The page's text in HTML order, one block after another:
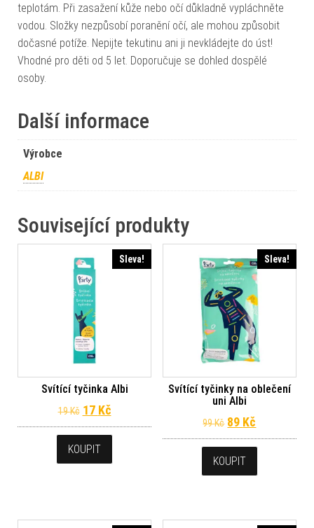
teplotám. Při zasažení kůže nebo očí důkladně vypláchněte
vodou. Složky nezpůsobí poranění očí, ale mohou způsobit
dočasné potíže. Nepijte tekutinu ani ji nevkládejte do úst!
Vhodné pro děti od 5 let. Doporučuje se dohled dospělé
osoby.
Další informace
Výrobce
ALBI
Související produkty
Sleva!
Svítící tyčinka Albi
19Kč Původní cena byla: 19 Kč.
17 KčAktuální cena je: 17 Kč.
KOUPIT
Sleva!
Svítící tyčinky na oblečení
uni Albi
99Kč Původní cena
89 Kč
KOUPIT